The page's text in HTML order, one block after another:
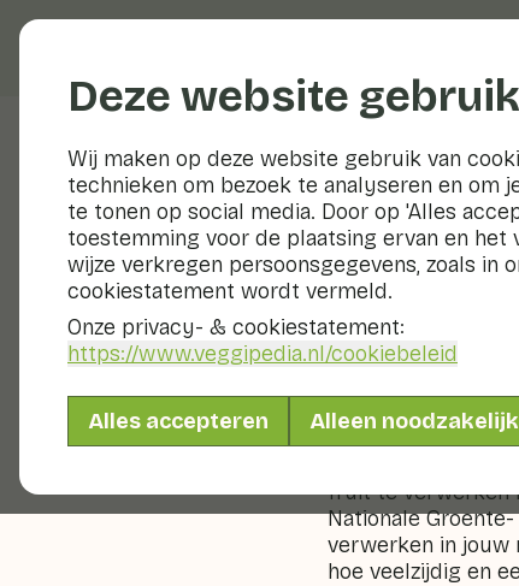
Deze website
Wij maken op deze website gebruik van
technieken om bezoek te analyseren en om
te tonen op social media. Door op 'Alles
toestemming voor de plaatsing ervan en het
wijze verkregen persoonsgegevens, zoals in
cookiestatement wordt vermeld.
Onze privacy- & cookiestatement:
https://www.veggipedia.nl/cookiebeleid
Alles accepteren Alleen noodzakelijk
Veggiblogs
met
Groenten en fruit
nog niet de
fruit te verwerken
Nationale
verwerken in jouw
hoe veelzijdig en